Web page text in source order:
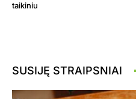
taikiniu
SUSIJĘ STRAIPSNIAI